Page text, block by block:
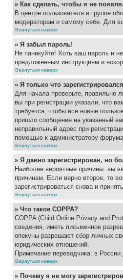
» Как сделать, чтобы я не
В центре пользователя в группе
модераторам и самому себе. Для
Вернуться наверх
» Я забыл пароль!
Не паникуйте! Хоть ваш пароль и
предложенным инструкциям и
Вернуться наверх
» Я только что
Для начала проверьте, правильно
вы при регистрации указали, что
требуется, чтобы все новые
пришло сообщение на указанный
неправильный адрес при
помощью к администратору
Вернуться наверх
» Я давно зарегистрирован, но
Наиболее вероятные причины: вы
причинам. Если верно второе, то
зарегистрироваться снова и
Вернуться наверх
» Что такое COPPA?
COPPA (Child Online Privacy and
сведения, иметь письменное
опекуны разрешают сбор личных
юридических отношений.
Примечание переводчика: в
Вернуться наверх
» Почему я не могу